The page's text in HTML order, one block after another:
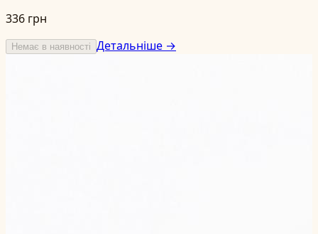
336 грн
Немає в наявності Детальніше →